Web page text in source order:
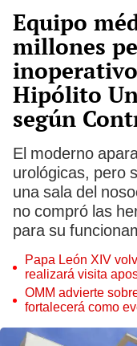
Equipo
millones
Hipólito
según
El moderno
urológicas, pero
una sala del
no compró las
para su
Papa León XIV
realizará visita
OMM advierte
fortalecerá como